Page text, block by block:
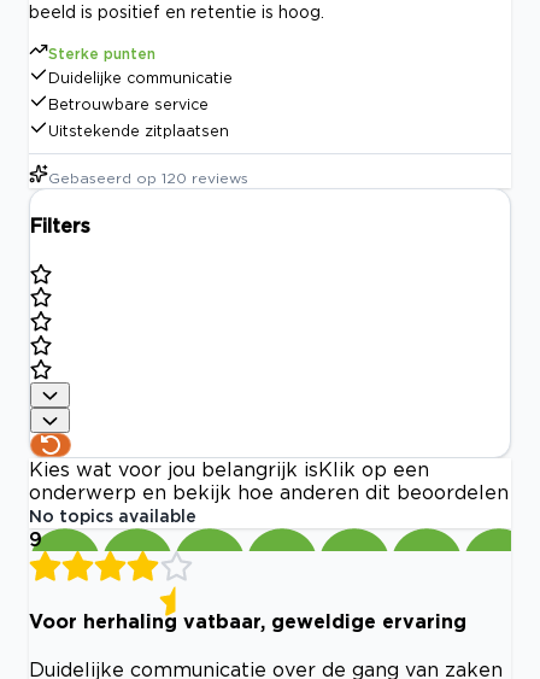
beeld is positief en retentie is hoog.
Sterke punten
Duidelijke communicatie
Betrouwbare service
Uitstekende zitplaatsen
Gebaseerd op 120 reviews
Filters
Kies wat voor jou belangrijk is Klik op een
onderwerp en bekijk hoe anderen dit beoordelen
No topics available
9
Voor herhaling vatbaar, geweldige ervaring
Duidelijke communicatie over de gang van zaken